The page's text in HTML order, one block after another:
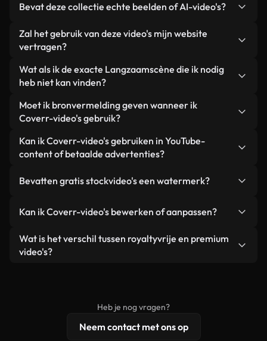
Bevat deze collectie echte beelden of AI-video's?
Beide. Dit is een hybride bibliotheek die bestaat
uit echte, door mensen gefilmde beelden van
video's. Elke video is duidelijk gelabeld, zodat je
altijd weet wat je gebruikt.
Zal het gebruik van deze video's mijn website
vertragen?
Niet als u voor onze geoptimaliseerde versies
kiest. Wij bieden lichtgewicht, webklare formaten
achtergrond. Zo blijft de kwaliteit hoog, worden de
laadtijden geminimaliseerd en worden
statistieken zoals LCP verbeterd.
Wat als ik de exacte Langzaamscène die ik nodig
heb niet kan vinden?
Met Coverr AI Studio maak je direct een video.
Beschrijf de scène – bijvoorbeeld "Langzaam bij
enkele seconden een gepersonaliseerde video die
voldoet aan onze licentievoorwaarden.
Moet ik bronvermelding geven wanneer ik
Coverr-video's gebruik?
Naamsvermelding is niet vereist. Alle video's in
onze stockbibliotheek zijn royaltyvrij en kunnen
hoewel dit altijd op prijs wordt gesteld.
Kan ik Coverr-video's gebruiken in YouTube-
content of betaalde advertenties?
gebruikt in YouTube-video's met advertentie-
advertenties van klanten, zolang je de beelden
een losstaand product.
Bevatten gratis stockvideo's een watermerk?
zijn of door AI gegenereerd – bevat watermerken.
Je krijgt schoon, direct bruikbaar beeldmateriaal.
Kan ik Coverr-video's bewerken of aanpassen?
Ja. Je mag onze video's inkorten, bijsnijden of
remixen. Zorg er wel voor dat het eindproduct
Wat is het verschil tussen royaltyvrije en premium
video's?
licentiebescherming omvat.
Heb je nog vragen?
Neem contact met ons op